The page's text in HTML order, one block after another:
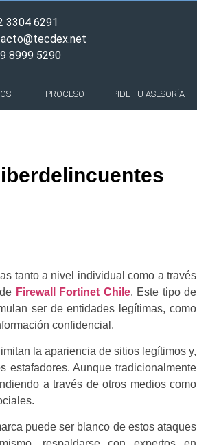
3304 6291
8999 5290
PROCESO PIDE TU ASESORÍA
tanto a nivel individual como a través
Firewall Fortinet Chile. Este tipo de
ser de entidades legítimas, como
confidencial.
la apariencia de sitios legítimos y,
estafadores. Aunque tradicionalmente
a través de otros medios como
puede ser blanco de estos ataques